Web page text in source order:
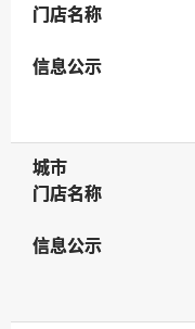
门店名称
门店名称
信息公示
信息公示
城市
城市
门店名称
门店名称
信息公示
信息公示